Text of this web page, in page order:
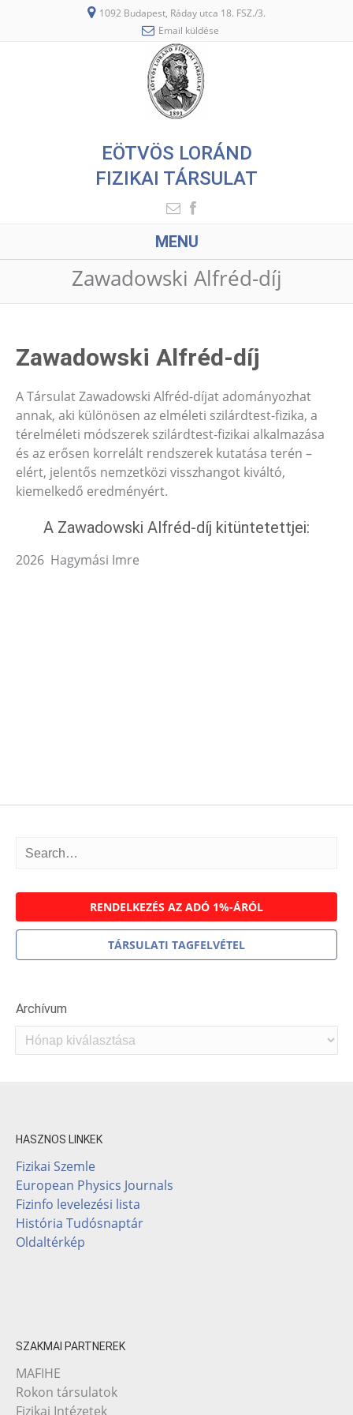
1092 Budapest, Ráday utca 18. FSZ./3.
Email küldése
EÖTVÖS LORÁND
FIZIKAI TÁRSULAT
MENU
Zawadowski Alfréd-díj
Zawadowski Alfréd-díj
A Társulat Zawadowski Alfréd-díjat adományozhat
annak, aki különösen az elméleti szilárdtest-fizika, a
térelméleti módszerek szilárdtest-fizikai alkalmazása
és az erősen korrelált rendszerek kutatása terén –
elért, jelentős nemzetközi visszhangot kiváltó,
kiemelkedő eredményért.
A Zawadowski Alfréd-díj kitüntetettjei:
2026 Hagymási Imre
RENDELKEZÉS AZ ADÓ 1%-ÁRÓL
TÁRSULATI TAGFELVÉTEL
Archívum
Archívum
HASZNOS LINKEK
Fizikai Szemle
European Physics Journals
Fizinfo levelezési lista
História Tudósnaptár
Oldaltérkép
SZAKMAI PARTNEREK
MAFIHE
Rokon társulatok
Fizikai Intézetek